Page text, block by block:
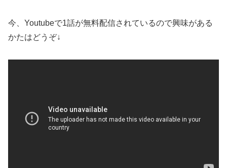
今、Youtubeで1話が無料配信されているので興味がある
かたはどうぞ↓